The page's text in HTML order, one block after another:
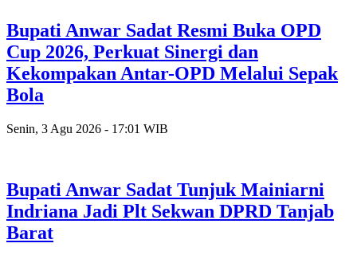
Bupati Anwar Sadat Resmi Buka OPD
Cup 2026, Perkuat Sinergi dan
Kekompakan Antar-OPD Melalui Sepak
Bola
Senin, 3 Agu 2026 - 17:01 WIB
Bupati Anwar Sadat Tunjuk Mainiarni
Indriana Jadi Plt Sekwan DPRD Tanjab
Barat